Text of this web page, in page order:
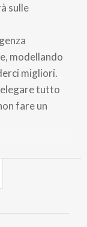
sulle
modellando
migliori.
tutto
fare un
incubo.